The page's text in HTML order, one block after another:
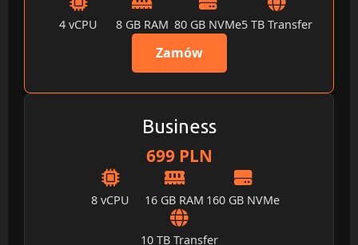
4 vCPU 8 GB RAM 80 GB NVMe5 TB Transfer
Zamów
Business
699 PLN
8 vCPU 16 GB RAM 160 GB NVMe
10 TB Transfer